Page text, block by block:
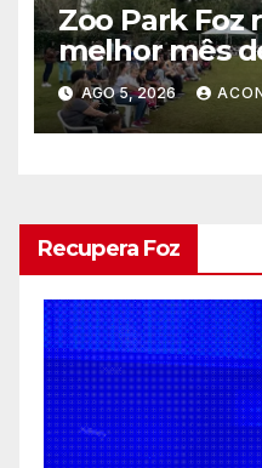
Zoo Park Foz
melhor mês
inauguração
AGO 5, 2026
Recupera Foz